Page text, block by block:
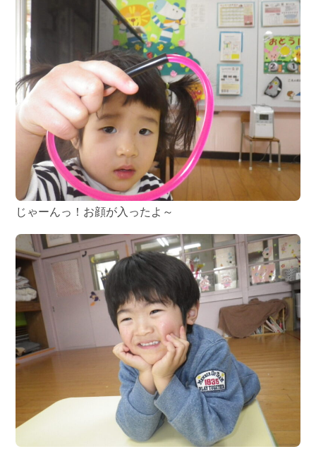
じゃーんっ！お顔が入ったよ～